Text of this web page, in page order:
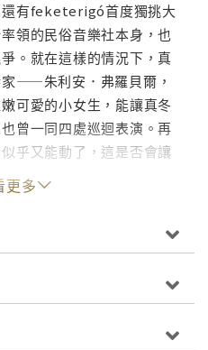
還有feketerigó首度獨挑大
領的民俗音樂社本身，也
。就在這樣的情況下，真
——朱利安．弗羅貝爾，
可愛的小女生，能讓真冬
曾一同四處巡迴表演。再
乎又能動了，這是否會讓
有點無奈，戀愛、革命與
登場。
更多